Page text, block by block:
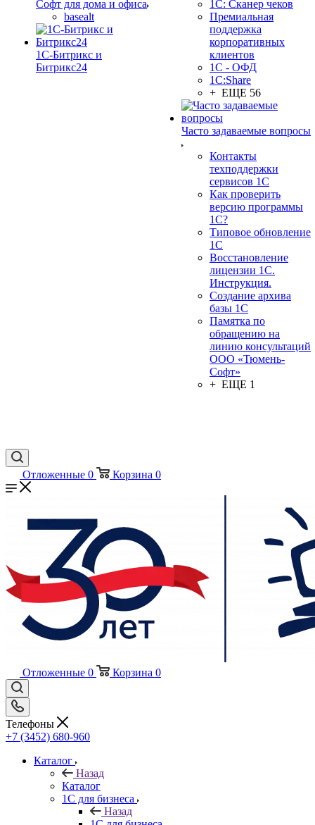
Софт для дома и офиса
basealt
1С-Битрикс и
Битрикс24
1С: Сканер чеков
Премиальная
поддержка
корпоративных
клиентов
1С - ОФД
1С:Share
+ ЕЩЕ 56
Часто задаваемые вопросы
Контакты
техподдержки
сервисов 1С
Как проверить
версию программы
1С?
Типовое обновление
1С
Восстановление
лицензии 1С.
Инструкция.
Создание архива
базы 1С
Памятка по
обращению на
линию консультаций
ООО «Тюмень-
Софт»
+ ЕЩЕ 1
Отложенные 0 Корзина 0
Отложенные 0 Корзина 0
Телефоны
+7 (3452) 680-960
Каталог
Назад
Каталог
1С для бизнеса
Назад